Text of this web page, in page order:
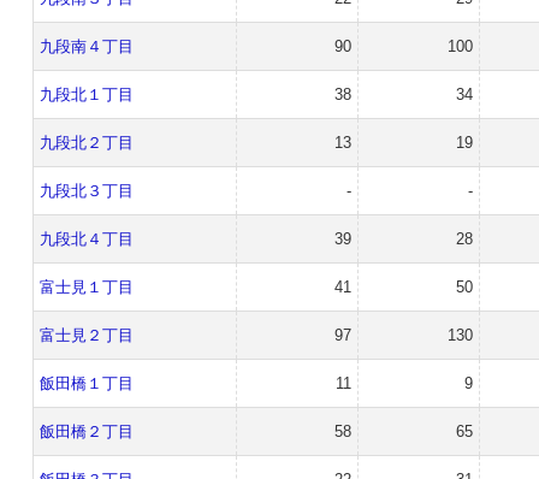
九段南４丁目 90 100
九段北１丁目 38 34
九段北２丁目 13 19
九段北３丁目 - -
九段北４丁目 39 28
富士見１丁目 41 50
富士見２丁目 97 130
飯田橋１丁目 11 9
飯田橋２丁目 58 65